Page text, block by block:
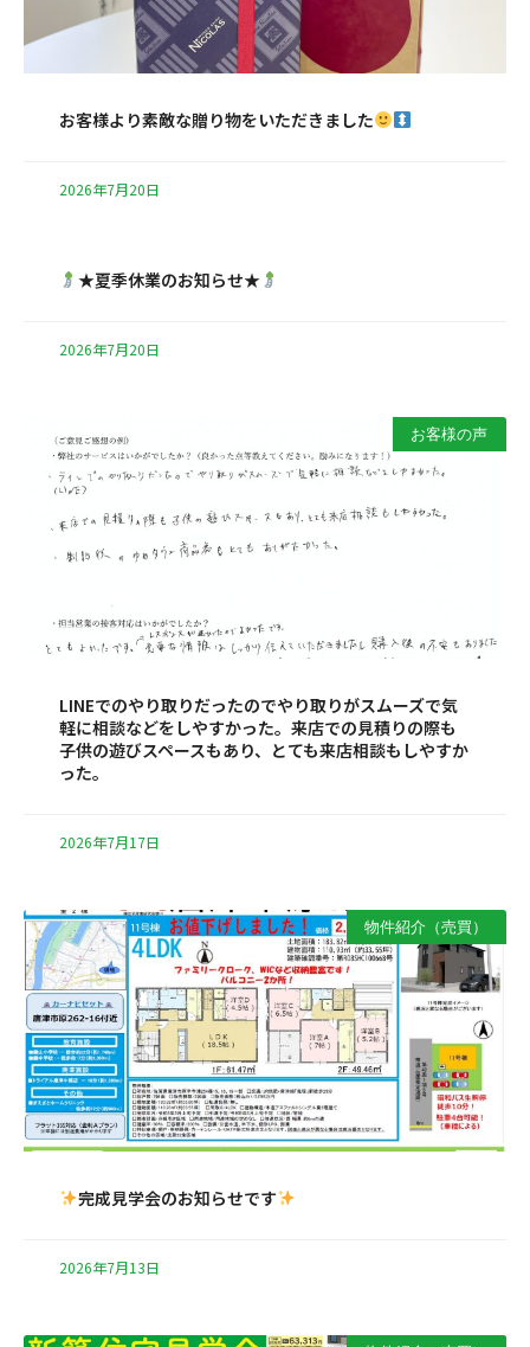
お客様より素敵な贈り物をいただきました
2026年7月20日
★夏季休業のお知らせ★
2026年7月20日
お客様の声
LINEでのやり取りだったのでやり取りがスムーズで気
軽に相談などをしやすかった。来店での見積りの際も
子供の遊びスペースもあり、とても来店相談もしやすか
った。
2026年7月17日
物件紹介（売買）
完成見学会のお知らせです
2026年7月13日